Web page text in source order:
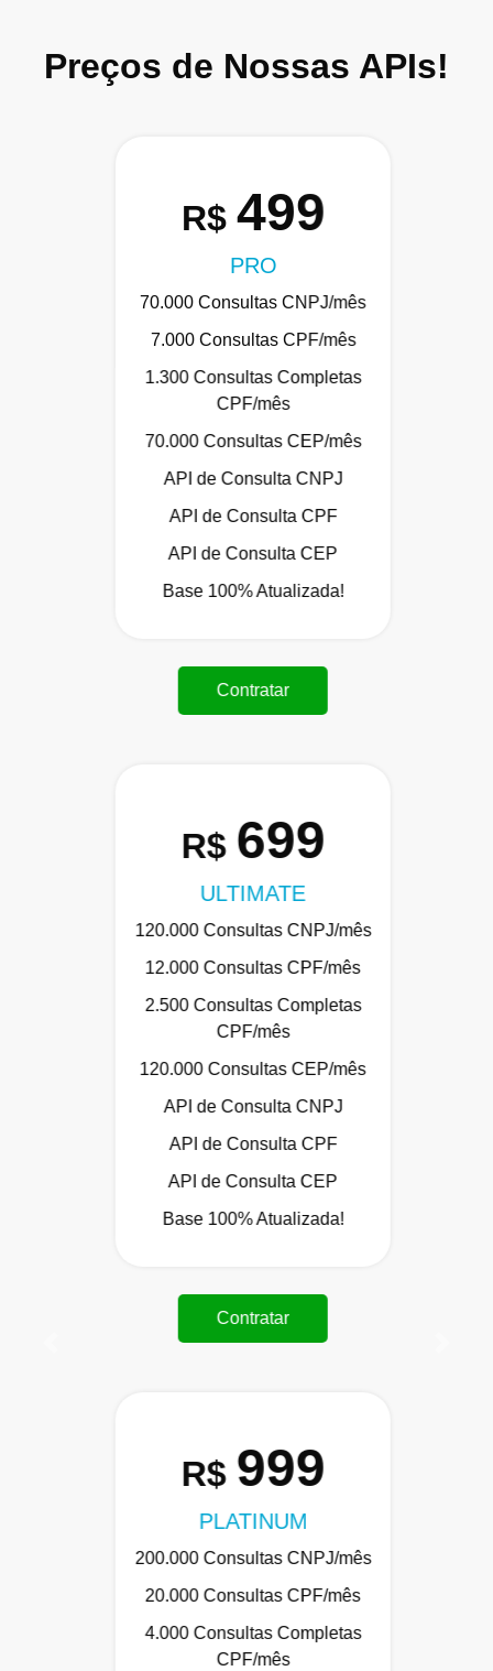
Preços de Nossas APIs!
R$ 499
PRO
70.000 Consultas CNPJ/mês
7.000 Consultas CPF/mês
1.300 Consultas Completas
CPF/mês
70.000 Consultas CEP/mês
API de Consulta CNPJ
API de Consulta CPF
API de Consulta CEP
Base 100% Atualizada!
Contratar
R$ 699
ULTIMATE
120.000 Consultas CNPJ/mês
12.000 Consultas CPF/mês
2.500 Consultas Completas
CPF/mês
120.000 Consultas CEP/mês
API de Consulta CNPJ
API de Consulta CPF
API de Consulta CEP
Base 100% Atualizada!
Contratar
R$ 999
PLATINUM
200.000 Consultas CNPJ/mês
20.000 Consultas CPF/mês
4.000 Consultas Completas
CPF/mês